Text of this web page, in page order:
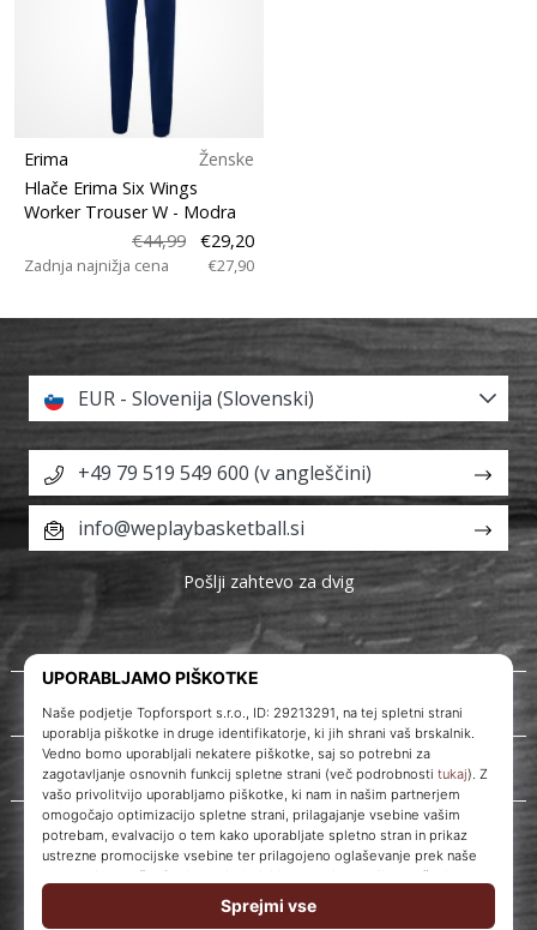
Erima
Ženske
Hlače Erima Six Wings
Worker Trouser W - Modra
€44,99
€29,20
Zadnja najnižja cena €27,90
O nas
Storitve za stranke
EUR - Slovenija (Slovenski)
+49 79 519 549 600 (v angleščini)
info@weplaybasketball.si
Pošlji zahtevo za dvig